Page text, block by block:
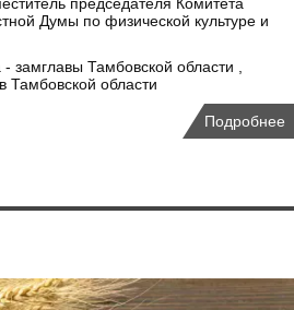
Думы по физической культуре и
замглавы Тамбовской области ,
Тамбовской области
Подробнее